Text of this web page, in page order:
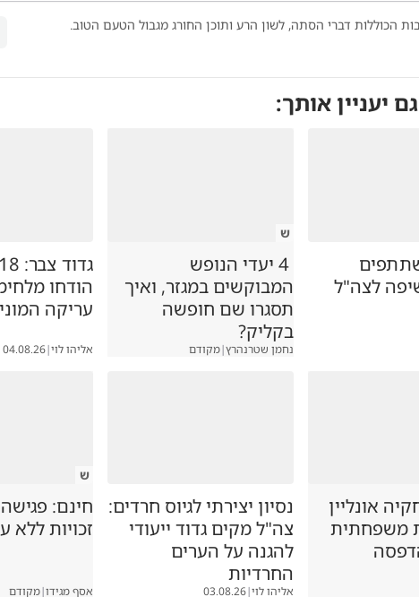
הכוללות דברי הסתה, לשון הרע ותוכן החורג מגבול הטעם הטוב.
יעניין אותך:
לצה"ל
ש
4 יעדי הנופש
המבוקשים במגזר, ואיך
תסגרו שם חופשה
בקליק?
נחמן שטרנהרץ|מקודם
הודחו
עריקה
אליהו לוי|
04.08.26
אונליין
משפחתית
נסיון יצירתי לגיוס חרדים:
צה"ל מקים גדוד ייעודי
להגנה על הערים
החרדיות
אליהו לוי|
03.08.26
ש
חינם:
זכויות ללא
אסף מגידו|מקודם